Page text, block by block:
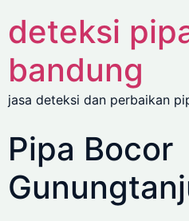
deteksi
bandung
jasa deteksi dan perbaikan
Pipa Bocor